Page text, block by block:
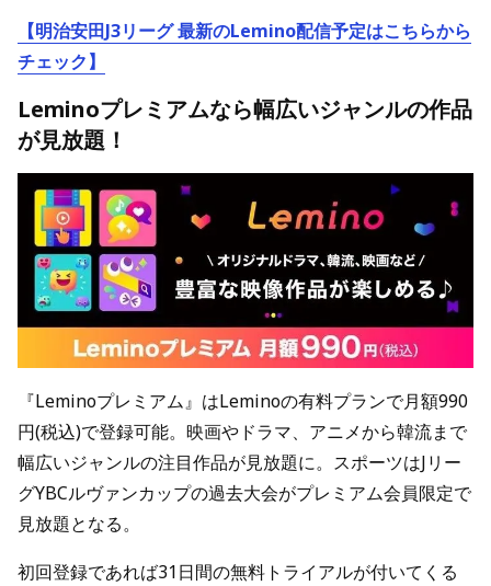
【明治安田J3リーグ 最新のLemino配信予定はこちらから
チェック】
Leminoプレミアムなら幅広いジャンルの作品
が見放題！
『Leminoプレミアム』はLeminoの有料プランで月額990
円(税込)で登録可能。映画やドラマ、アニメから韓流まで
幅広いジャンルの注目作品が見放題に。スポーツはJリー
グYBCルヴァンカップの過去大会がプレミアム会員限定で
見放題となる。
初回登録であれば31日間の無料トライアルが付いてくる